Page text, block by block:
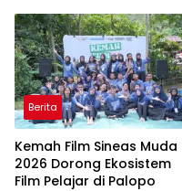
Berita
Kemah Film Sineas Muda
2026 Dorong Ekosistem
Film Pelajar di Palopo